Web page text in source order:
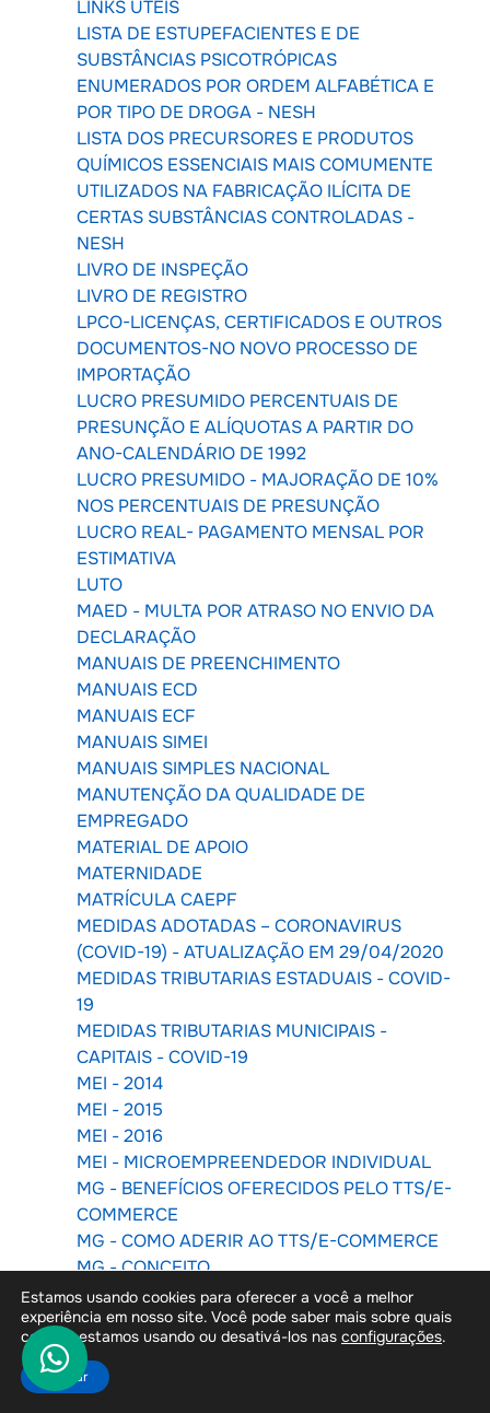
LINKS ÚTEIS
LISTA DE ESTUPEFACIENTES E DE
SUBSTÂNCIAS PSICOTRÓPICAS
ENUMERADOS POR ORDEM ALFABÉTICA E
POR TIPO DE DROGA - NESH
LISTA DOS PRECURSORES E PRODUTOS
QUÍMICOS ESSENCIAIS MAIS COMUMENTE
UTILIZADOS NA FABRICAÇÃO ILÍCITA DE
CERTAS SUBSTÂNCIAS CONTROLADAS -
NESH
LIVRO DE INSPEÇÃO
LIVRO DE REGISTRO
LPCO-LICENÇAS, CERTIFICADOS E OUTROS
DOCUMENTOS-NO NOVO PROCESSO DE
IMPORTAÇÃO
LUCRO PRESUMIDO PERCENTUAIS DE
PRESUNÇÃO E ALÍQUOTAS A PARTIR DO
ANO-CALENDÁRIO DE 1992
LUCRO PRESUMIDO - MAJORAÇÃO DE 10%
NOS PERCENTUAIS DE PRESUNÇÃO
LUCRO REAL- PAGAMENTO MENSAL POR
ESTIMATIVA
LUTO
MAED - MULTA POR ATRASO NO ENVIO DA
DECLARAÇÃO
MANUAIS DE PREENCHIMENTO
MANUAIS ECD
MANUAIS ECF
MANUAIS SIMEI
MANUAIS SIMPLES NACIONAL
MANUTENÇÃO DA QUALIDADE DE
EMPREGADO
MATERIAL DE APOIO
MATERNIDADE
MATRÍCULA CAEPF
MEDIDAS ADOTADAS – CORONAVIRUS
(COVID-19) - ATUALIZAÇÃO EM 29/04/2020
MEDIDAS TRIBUTARIAS ESTADUAIS - COVID-
19
MEDIDAS TRIBUTARIAS MUNICIPAIS -
CAPITAIS - COVID-19
MEI - 2014
MEI - 2015
MEI - 2016
MEI - MICROEMPREENDEDOR INDIVIDUAL
MG - BENEFÍCIOS OFERECIDOS PELO TTS/E-
COMMERCE
MG - COMO ADERIR AO TTS/E-COMMERCE
MG - CONCEITO
MG - DANFE RELATIVO À NF-E DA
OPERAÇÃO DE DEVOLUÇÃO DA
MERCADORIA OU DE RETORNO DE
MERCADORIA NÃO ENTREGUE
MG - DANFE RELATIVO À NF-E DA
Estamos usando cookies para oferecer a você a melhor
experiência em nosso site. Você pode saber mais sobre quais
cookies estamos usando ou desativá-los nas configurações.
Aceitar